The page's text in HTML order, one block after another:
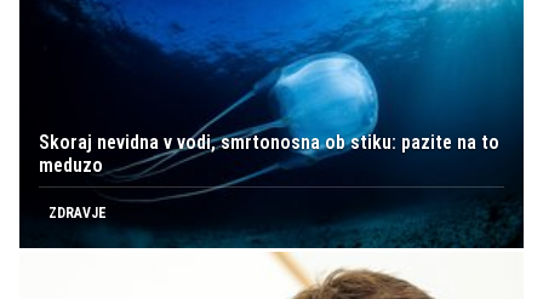
Skoraj nevidna v vodi, smrtonosna ob stiku: pazite na to
meduzo
ZDRAVJE